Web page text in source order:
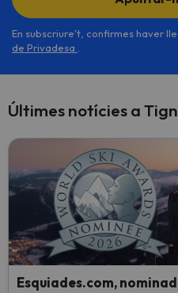
En subscriure't, confirmes haver
de Privadesa
Últimes notícies a
Esquiades.com,